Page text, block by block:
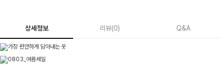
상세정보 리뷰(0) Q&A